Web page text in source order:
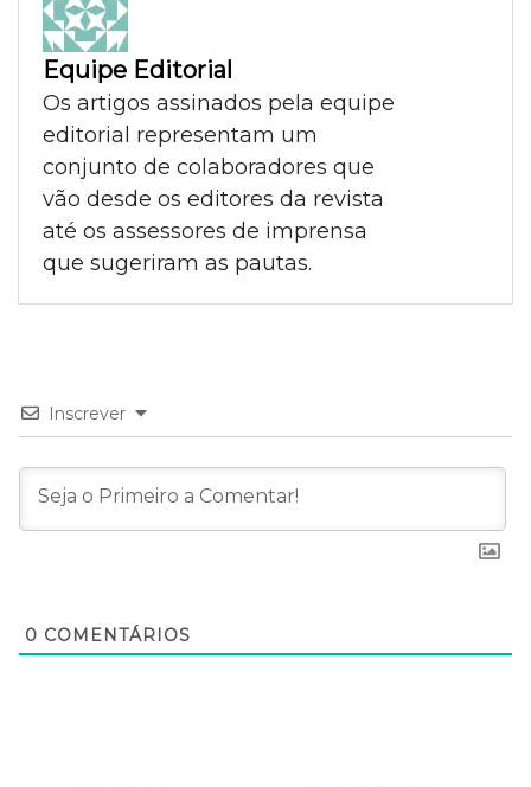
Equipe Editorial
Os artigos assinados pela equipe
editorial representam um
conjunto de colaboradores que
vão desde os editores da revista
até os assessores de imprensa
que sugeriram as pautas.
Inscrever
0 COMENTÁRIOS